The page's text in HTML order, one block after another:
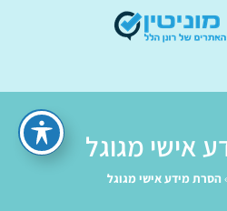
אישי מגוגל
הסרת מידע אישי מגוגל